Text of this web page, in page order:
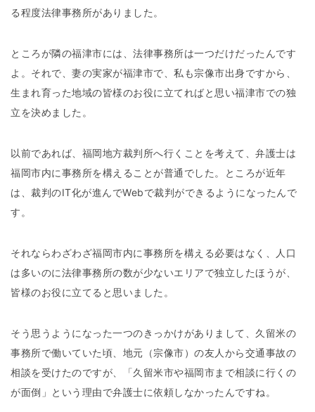
る程度法律事務所がありました。
ところが隣の福津市には、法律事務所は一つだけだったんです
よ。それで、妻の実家が福津市で、私も宗像市出身ですから、
生まれ育った地域の皆様のお役に立てればと思い福津市での独
立を決めました。
以前であれば、福岡地方裁判所へ行くことを考えて、弁護士は
福岡市内に事務所を構えることが普通でした。ところが近年
は、裁判のIT化が進んでWebで裁判ができるようになったんで
す。
それならわざわざ福岡市内に事務所を構える必要はなく、人口
は多いのに法律事務所の数が少ないエリアで独立したほうが、
皆様のお役に立てると思いました。
そう思うようになった一つのきっかけがありまして、久留米の
事務所で働いていた頃、地元（宗像市）の友人から交通事故の
相談を受けたのですが、「久留米市や福岡市まで相談に行くの
が面倒」という理由で弁護士に依頼しなかったんですね。